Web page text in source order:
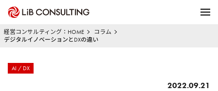
経営コンサルティング：HOME
コラム
デジタルイノベーションとDXの違い
AI / DX
2022.09.21